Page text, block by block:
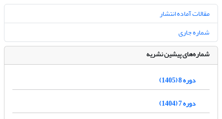
مقالات آماده انتشار
شماره جاری
شماره‌های پیشین نشریه
دوره 8 (1405)
دوره 7 (1404)